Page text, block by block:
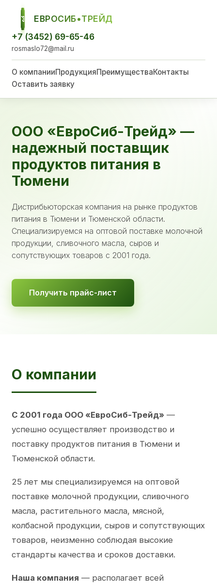
ЕСТ
ЕВРОСИБ•ТРЕЙД
+7 (3452) 69-65-46
rosmaslo72@mail.ru
О компанииПродукцияПреимуществаКонтакты
Оставить заявку
ООО «ЕвроСиб-Трейд» —
надежный поставщик
продуктов питания в
Тюмени
Дистрибьюторская компания на рынке продуктов
питания в Тюмени и Тюменской области.
Специализируемся на оптовой поставке молочной
продукции, сливочного масла, сыров и
сопутствующих товаров с 2001 года.
Получить прайс-лист
О компании
С 2001 года ООО «ЕвроСиб-Трейд» —
успешно осуществляет производство и
поставку продуктов питания в Тюмени и
Тюменской области.
25 лет мы специализируемся на оптовой
поставке молочной продукции, сливочного
масла, растительного масла, мясной,
колбасной продукции, сыров и сопутствующих
товаров, неизменно соблюдая высокие
стандарты качества и сроков доставки.
Наша компания — располагает всей